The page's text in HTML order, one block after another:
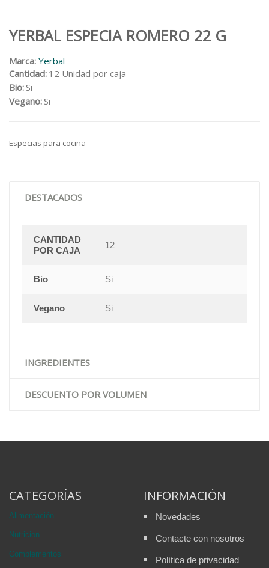
YERBAL ESPECIA ROMERO 22 G
Marca: Yerbal
Cantidad: 12 Unidad por caja
Bio:Si
Vegano:Si
Especias para cocina
DESTACADOS
CANTIDAD
POR CAJA
12
Bio Si
Vegano Si
INGREDIENTES
DESCUENTO POR VOLUMEN
CATEGORÍAS
Alimentación
Nutricion
Complementos
INFORMACIÓN
Novedades
Contacte con nosotros
Política de privacidad